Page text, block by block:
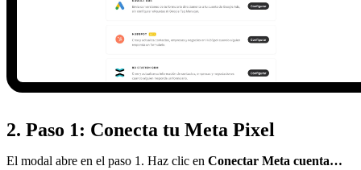
2. Paso 1: Conecta tu Meta Pixel
El modal abre en el paso 1. Haz clic en Conectar Meta cuenta…